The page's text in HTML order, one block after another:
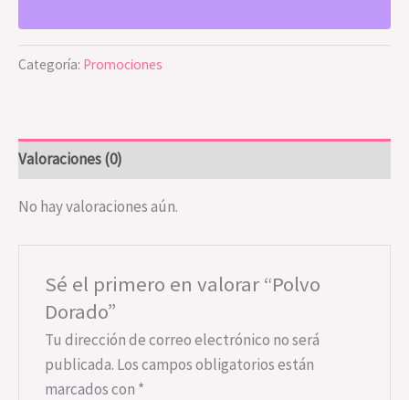
Categoría: Promociones
Valoraciones (0)
No hay valoraciones aún.
Sé el primero en valorar “Polvo
Dorado”
Tu dirección de correo electrónico no será
publicada. Los campos obligatorios están
marcados con *